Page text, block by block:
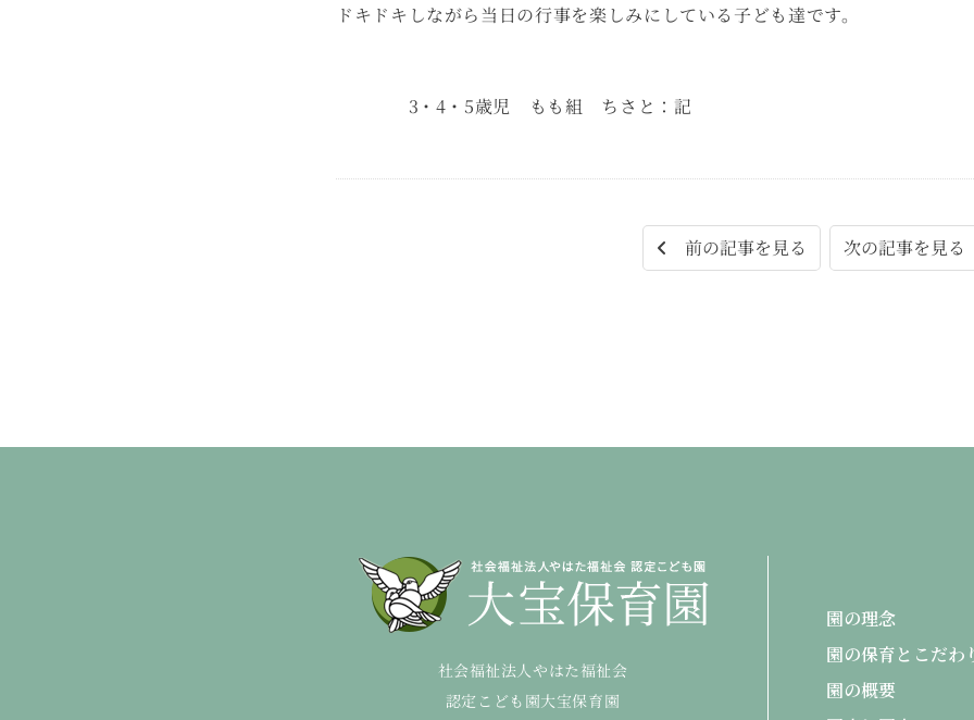
ドキドキしながら当日の行事を楽しみにしている子ども達です。
3・4・5歳児 もも組 ちさと：記
前の記事を見る 次の記事を見る
社会福祉法人やはた福祉会
認定こども園大宝保育園
園の理念
園の保育とこだわ
園の概要